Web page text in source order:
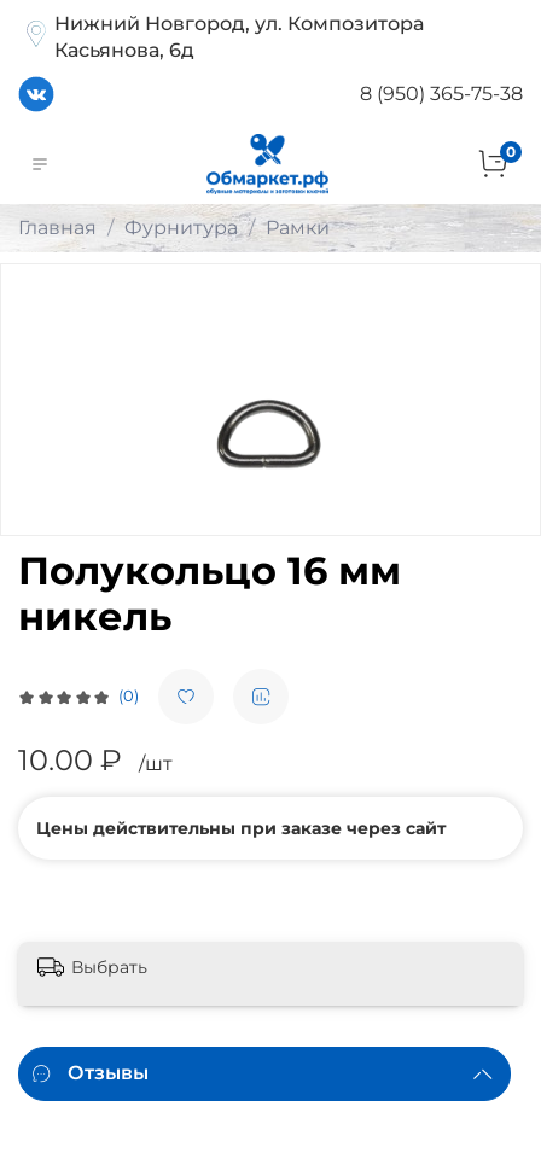
Нижний Новгород, ул. Композитора
Касьянова, 6д
8 (950) 365-75-38
0
Главная Фурнитура Рамки
(0)
Полукольцо 16 мм
никель
10.00 ₽ /шт
Цены действительны при заказе через сайт
Выбрать
Отзывы